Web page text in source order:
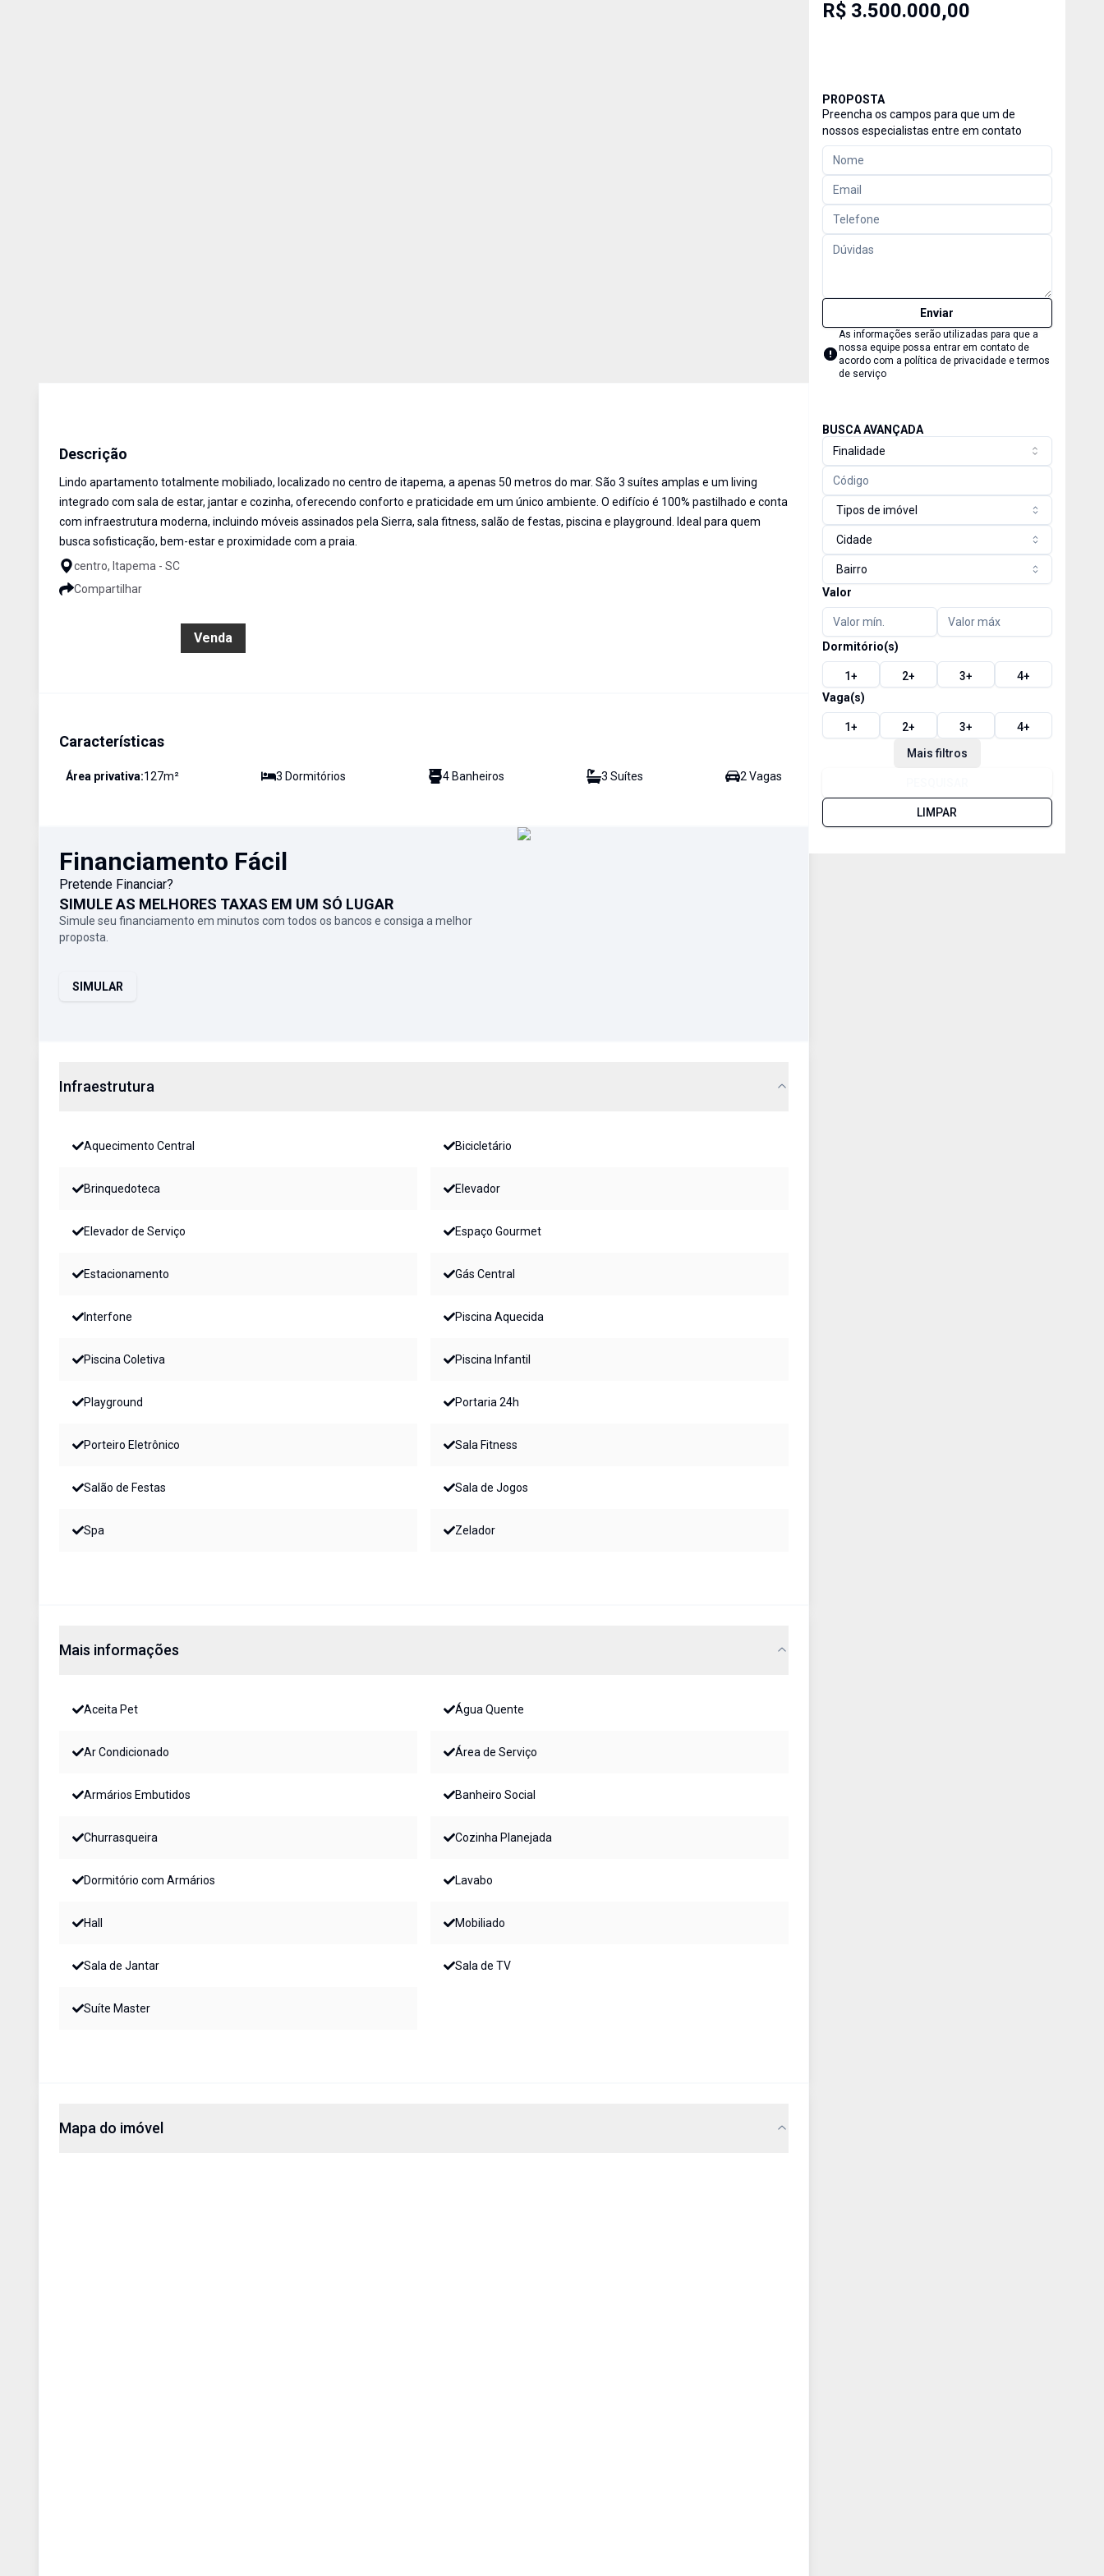
Descrição
Lindo apartamento totalmente mobiliado, localizado no centro de itapema, a apenas 50 metros do mar. São 3 suítes amplas e um living
integrado com sala de estar, jantar e cozinha, oferecendo conforto e praticidade em um único ambiente. O edifício é 100% pastilhado e conta
com infraestrutura moderna, incluindo móveis assinados pela Sierra, sala fitness, salão de festas, piscina e playground. Ideal para quem
busca sofisticação, bem-estar e proximidade com a praia.
centro, Itapema - SC
Compartilhar
Venda
Características
Área privativa:127m² 3 Dormitórios 4Banheiros 3 Suítes 2 Vagas
Financiamento Fácil
Pretende Financiar?
SIMULE AS MELHORES TAXAS EM UM SÓ LUGAR
Simule seu financiamento em minutos com todos os bancos e consiga a melhor
proposta.
SIMULAR
Infraestrutura
Aquecimento Central Bicicletário
Brinquedoteca Elevador
Elevador de Serviço Espaço Gourmet
Estacionamento Gás Central
Interfone Piscina Aquecida
Piscina Coletiva Piscina Infantil
Playground Portaria 24h
Porteiro Eletrônico Sala Fitness
Salão de Festas Sala de Jogos
Spa Zelador
Mais informações
Aceita Pet Água Quente
Ar Condicionado Área de Serviço
Armários Embutidos Banheiro Social
Churrasqueira Cozinha Planejada
Dormitório com Armários Lavabo
Hall Mobiliado
Sala de Jantar Sala de TV
Suíte Master
Mapa do imóvel
R$ 3.500.000,00
PROPOSTA
Preencha os campos para que um de
nossos especialistas entre em contato
Enviar
As informações serão utilizadas para que a
nossa equipe possa entrar em contato de
acordo com a política de privacidade e termos
de serviço
BUSCA AVANÇADA
Finalidade
Tipos de imóvel
Cidade
Bairro
Valor
Dormitório(s)
1+ 2+ 3+ 4+
Vaga(s)
1+ 2+ 3+ 4+
Mais filtros
LIMPAR